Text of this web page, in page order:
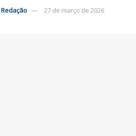
Redação 27 de março de 2026